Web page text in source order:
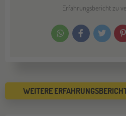
Erfahrungsbericht zu
WEITERE